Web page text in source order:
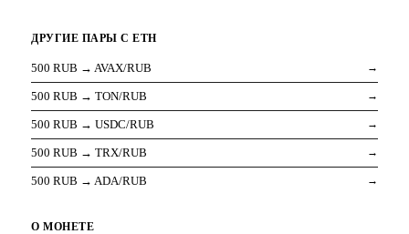
ДРУГИЕ ПАРЫ С ETH
500 RUB → AVAX/RUB →
500 RUB → TON/RUB →
500 RUB → USDC/RUB →
500 RUB → TRX/RUB →
500 RUB → ADA/RUB →
О МОНЕТЕ